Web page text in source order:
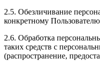
2.5. Обезличивание
конкретному
2.6. Обработка
таких средств с
(распространение,